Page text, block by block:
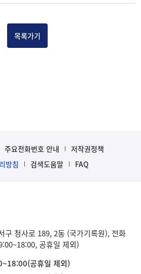
목록가기
주요전화번호 안내
저작권정책
방침
검색도움말 FAQ
구 청사로 189, 2동 (국가기록원), 전화
공휴일 제외)
공휴일 제외)